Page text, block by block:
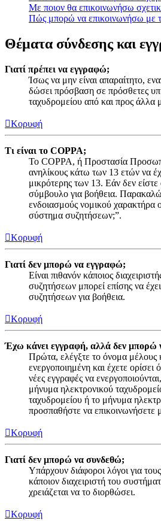
Με ποιον θα επικοινωνήσω
Πώς μπορώ να επικοινωνήσω με
Θέματα σύνδεσης και
Γιατί πρέπει να εγγραφώ;
Ίσως να μην είναι απαραίτητο,
δώσει πρόσβαση σε πρόσθετες
ταχυδρομείου από και προς άλλα
Κορυφή
Τι είναι το COPPA;
Το COPPA, ή Προστασία
ανηλίκους κάτω των 13 ετών να
μικρότερης των 13. Εάν δεν
σύμβουλο για βοήθεια. Παρακαλώ
ενδοιασμούς νομικού χαρακτήρα
σύστημα συζητήσεων;”.
Κορυφή
Γιατί δεν μπορώ να εγγραφώ;
Είναι πιθανόν κάποιος
συζητήσεων μπορεί επίσης να
συζητήσεων για βοήθεια.
Κορυφή
Έχω κάνει εγγραφή, αλλά δεν μπορώ
Πρώτα, ελέγξτε το όνομα μέλους
ενεργοποιημένη και έχετε
νέες εγγραφές να
μήνυμα ηλεκτρονικού
ταχυδρομείου ή το μήνυμα
προσπαθήστε να επικοινωνήσετε
Κορυφή
Γιατί δεν μπορώ να συνδεθώ;
Υπάρχουν διάφοροι λόγοι για
κάποιον διαχειριστή του
χρειάζεται να το διορθώσει.
Κορυφή